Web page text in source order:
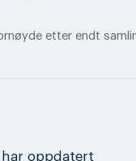
etter endt
har oppdatert